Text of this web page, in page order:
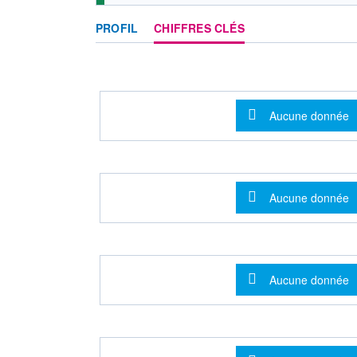
PROFIL CHIFFRES CLÉS
Message
Aucune donnée
Message
Aucune donnée
Message
Aucune donnée